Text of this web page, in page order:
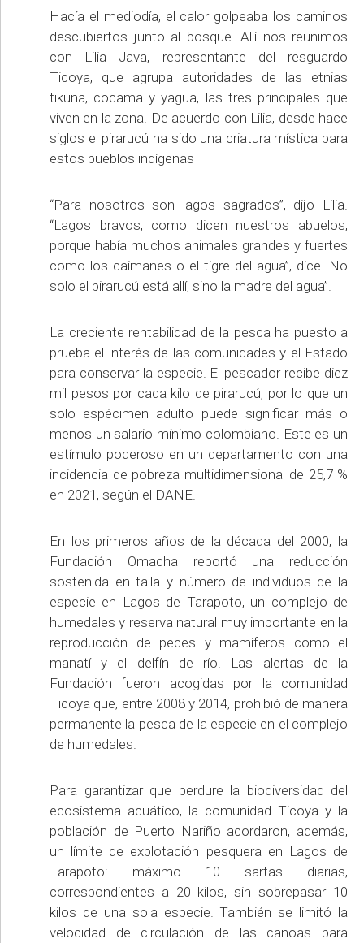
Hacía el mediodía, el calor golpeaba los caminos
descubiertos junto al bosque. Allí nos reunimos
con Lilia Java, representante del resguardo
Ticoya, que agrupa autoridades de las etnias
tikuna, cocama y yagua, las tres principales que
viven en la zona. De acuerdo con Lilia, desde hace
siglos el pirarucú ha sido una criatura mística para
estos pueblos indígenas
“Para nosotros son lagos sagrados”, dijo Lilia.
“Lagos bravos, como dicen nuestros abuelos,
porque había muchos animales grandes y fuertes
como los caimanes o el tigre del agua”, dice. No
solo el pirarucú está allí, sino la madre del agua”.
La creciente rentabilidad de la pesca ha puesto a
prueba el interés de las comunidades y el Estado
para conservar la especie. El pescador recibe diez
mil pesos por cada kilo de pirarucú, por lo que un
solo espécimen adulto puede significar más o
menos un salario mínimo colombiano. Este es un
estímulo poderoso en un departamento con una
incidencia de pobreza multidimensional de 25,7 %
en 2021, según el DANE.
En los primeros años de la década del 2000, la
Fundación Omacha reportó una reducción
sostenida en talla y número de individuos de la
especie en Lagos de Tarapoto, un complejo de
humedales y reserva natural muy importante en la
reproducción de peces y mamíferos como el
manatí y el delfín de río. Las alertas de la
Fundación fueron acogidas por la comunidad
Ticoya que, entre 2008 y 2014, prohibió de manera
permanente la pesca de la especie en el complejo
de humedales.
Para garantizar que perdure la biodiversidad del
ecosistema acuático, la comunidad Ticoya y la
población de Puerto Nariño acordaron, además,
un límite de explotación pesquera en Lagos de
Tarapoto: máximo 10 sartas diarias,
correspondientes a 20 kilos, sin sobrepasar 10
kilos de una sola especie. También se limitó la
velocidad de circulación de las canoas para